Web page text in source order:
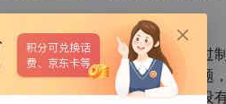
障是一个至关重要的问题。通过
跨学科、跨行业、跨领域的问题
互动，要从中国国情出发，建设